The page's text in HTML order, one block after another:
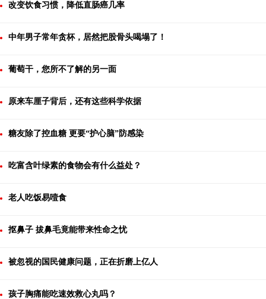
改变饮食习惯，降低直肠癌几率
中年男子常年贪杯，居然把股骨头喝塌了！
葡萄干，您所不了解的另一面
原来车厘子背后，还有这些科学依据
糖友除了控血糖 更要“护心脑”防感染
吃富含叶绿素的食物会有什么益处？
老人吃饭易噎食
抠鼻子 拔鼻毛竟能带来性命之忧
被忽视的国民健康问题，正在折磨上亿人
孩子胸痛能吃速效救心丸吗？